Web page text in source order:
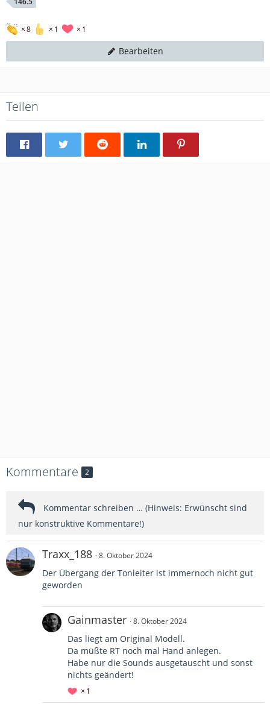
8 1 1
Bearbeiten
Teilen
Kommentare 2
Traxx_188 8. Oktober 2024
Der Übergang der Tonleiter ist immernoch nicht gut
geworden
Gainmaster 8. Oktober 2024
Das liegt am Original Modell.
Da müßte RT noch mal Hand anlegen.
Habe nur die Sounds ausgetauscht und sonst
nichts geändert!
1